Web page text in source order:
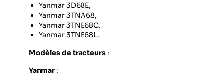
Yanmar 3D68E,
Yanmar 3TNA68,
Yanmar 3TNE68C,
Yanmar 3TNE68L.
Modèles de tracteurs :
Yanmar :